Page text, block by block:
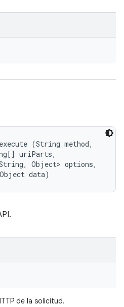
(String method,
uriParts,
Object> options,
data)
de la solicitud.